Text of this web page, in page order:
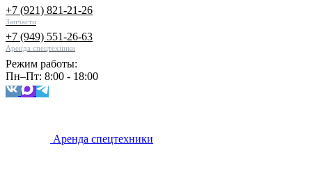
+7 (921) 821-21-26
Запчасти
+7 (949) 551-26-63
Аренда спецтехники
Режим работы:
Пн–Пт: 8:00 - 18:00
Аренда спецтехники